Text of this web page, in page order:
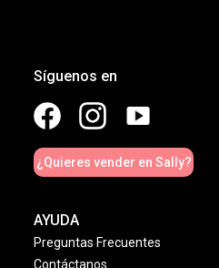
Síguenos en
¿Quieres vender en Sally?
AYUDA
Preguntas Frecuentes
Contáctanos